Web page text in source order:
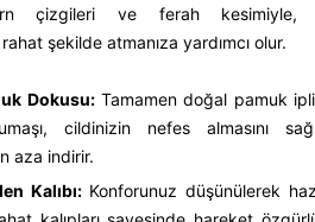
çizgileri ve ferah kesimiyle,
şekilde atmanıza yardımcı olur.
Dokusu:Tamamen doğal pamuk
cildinizin nefes almasını
aza indirir.
Kalıbı:Konforunuz düşünülerek